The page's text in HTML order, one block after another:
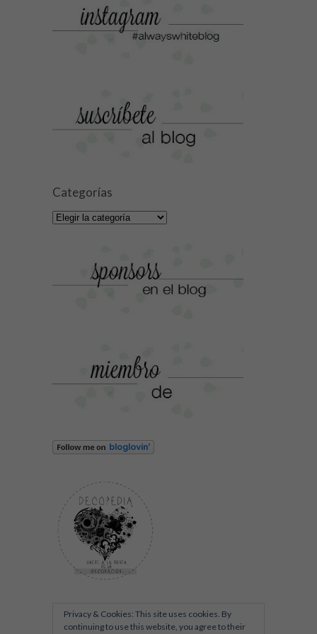
Categorías
Categorías
Privacy & Cookies: This site uses cookies. By
continuing to use this website, you agree to their